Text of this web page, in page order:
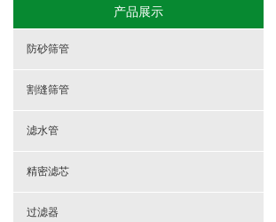
产品展示
防砂筛管
割缝筛管
滤水管
精密滤芯
过滤器